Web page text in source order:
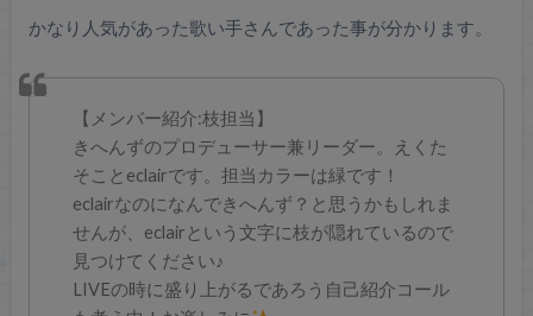
かなり人気があった歌い手さんであった事が分かります。
【メンバー紹介:枝担当】
きへんずのプロデューサー兼リーダー。えくた
そことeclairです。担当カラーは緑です！
eclairなのになんできへんず？と思うかもしれま
せんが、eclairという文字に枝が隠れているので
見つけてください♪
LIVEの時に盛り上がるであろう自己紹介コール